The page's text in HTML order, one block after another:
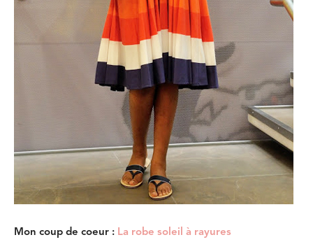
Mon coup de coeur : La robe soleil à rayures